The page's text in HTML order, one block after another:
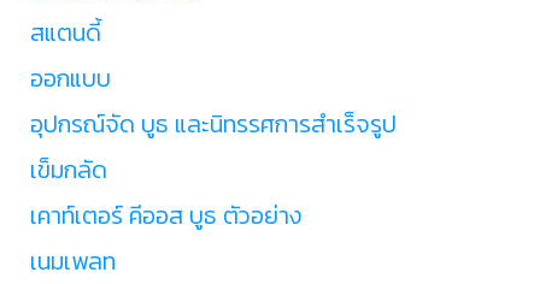
สแตนดี้
ออกแบบ
อุปกรณ์จัด บูธ และนิทรรศการสำเร็จรูป
เข็มกลัด
เคาท์เตอร์ คีออส บูธ ตัวอย่าง
เนมเพลท